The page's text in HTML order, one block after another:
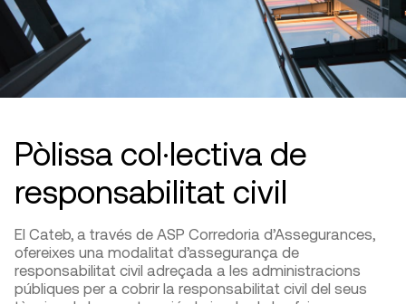
Pòlissa col·lectiva de
responsabilitat civil
El Cateb, a través de ASP Corredoria d’Assegurances,
ofereixes una modalitat d’assegurança de
responsabilitat civil adreçada a les administracions
públiques per a cobrir la responsabilitat civil del seus